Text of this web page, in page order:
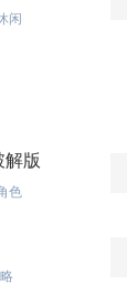
闲
版
色